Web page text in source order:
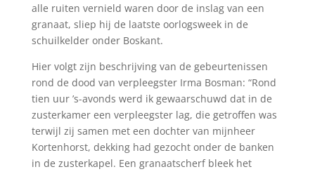
alle ruiten vernield waren door de inslag van een
granaat, sliep hij de laatste oorlogsweek in de
schuilkelder onder Boskant.
Hier volgt zijn beschrijving van de gebeurtenissen
rond de dood van verpleegster Irma Bosman: “Rond
tien uur ’s-avonds werd ik gewaarschuwd dat in de
zusterkamer een verpleegster lag, die getroffen was
terwijl zij samen met een dochter van mijnheer
Kortenhorst, dekking had gezocht onder de banken
in de zusterkapel. Een granaatscherf bleek het